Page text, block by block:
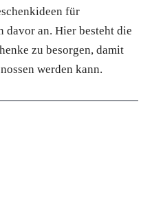
für
davor an. Hier besteht die
zu besorgen, damit
werden kann.